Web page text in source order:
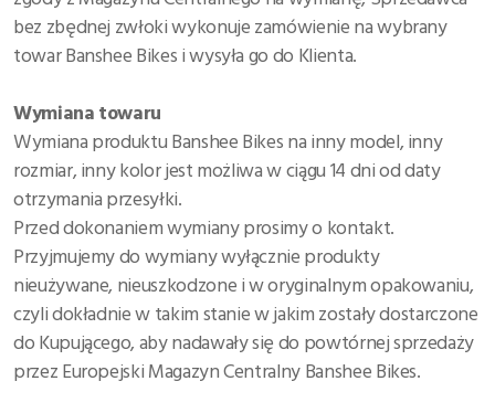
bez zbędnej zwłoki wykonuje zamówienie na wybrany
towar Banshee Bikes i wysyła go do Klienta.
Wymiana towaru
Wymiana produktu Banshee Bikes na inny model, inny
rozmiar, inny kolor jest możliwa w ciągu 14 dni od daty
otrzymania przesyłki.
Przed dokonaniem wymiany prosimy o kontakt.
Przyjmujemy do wymiany wyłącznie produkty
nieużywane, nieuszkodzone i w oryginalnym opakowaniu,
czyli dokładnie w takim stanie w jakim zostały dostarczone
do Kupującego, aby nadawały się do powtórnej sprzedaży
przez Europejski Magazyn Centralny Banshee Bikes.